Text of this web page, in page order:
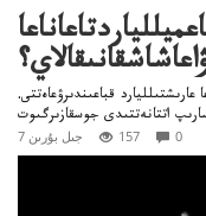
قباعىندىرۋعاەتتى.
7 جىل بۇرىن 157 0